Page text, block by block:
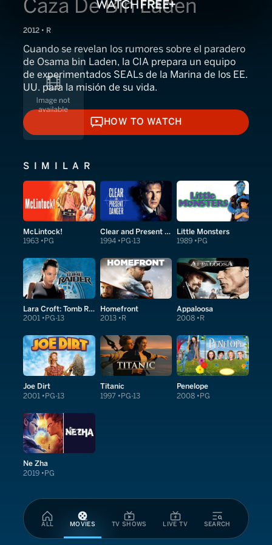
ALL MOVIES TV SHOWS LIVE TV SEARCH
Caza De Bin Laden
2012 • R
Cuando se revelan los rumores sobre el paradero
de Osama bin Laden, la CIA prepara un equipo
de experimentados SEALs de la Marina de los EE.
UU. para la misión de su vida.
HOW TO WATCH
HOW TO WATCH
SIMILAR
McLintock!
1963 PG
Clear and Present Danger
1994 PG-13
Little Monsters
1989 PG
Lara Croft: Tomb Raider
2001 PG-13
Homefront
2013 R
Appaloosa
2008 R
Joe Dirt
2001 PG-13
Titanic
1997 PG-13
Penelope
2008 PG
Ne Zha
2019 PG